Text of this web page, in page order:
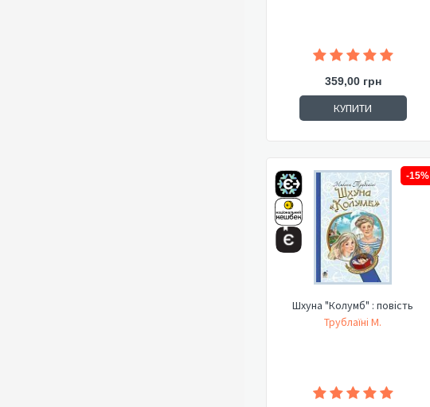
359,00 грн
КУПИТИ
-15%
Шхуна "Колумб" : повість
Трублаїні М.